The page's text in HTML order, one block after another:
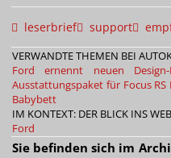
leserbrief support
VERWANDTE THEMEN BEI
Ford ernennt neuen
Ausstattungspaket für Focus RS
Babybett
IM KONTEXT: DER BLICK INS WEB
Ford
Sie befinden sich im